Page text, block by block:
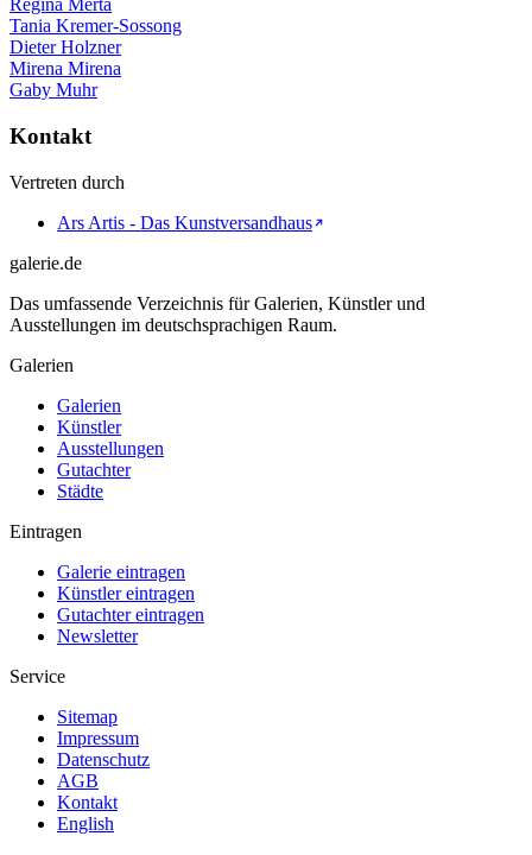
Regina Merta
Tania Kremer-Sossong
Dieter Holzner
Mirena Mirena
Gaby Muhr
Kontakt
Vertreten durch
Ars Artis - Das Kunstversandhaus
galerie.de
Das umfassende Verzeichnis für Galerien, Künstler und
Ausstellungen im deutschsprachigen Raum.
Galerien
Galerien
Künstler
Ausstellungen
Gutachter
Städte
Eintragen
Galerie eintragen
Künstler eintragen
Gutachter eintragen
Newsletter
Service
Sitemap
Impressum
Datenschutz
AGB
Kontakt
English